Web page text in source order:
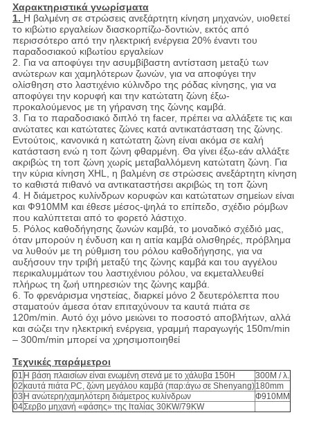
Χαρακτηριστικά γνωρίσματα
1. Η βαλμένη σε στρώσεις ανεξάρτητη κίνηση μηχανών, υιοθετεί
το κιβώτιο εργαλείων διασκορπίζω-δοντιών, εκτός από
περισσότερο από την ηλεκτρική ενέργεια 20% έναντι του
παραδοσιακού κιβωτίου εργαλείων
2. Για να αποφύγει την ασυμβίβαστη αντίσταση μεταξύ των
ανώτερων και χαμηλότερων ζωνών, για να αποφύγει την
ολίσθηση στο λαστιχένιο κύλινδρο της ρόδας κίνησης, για να
αποφύγει την κορυφή και την κατώτατη ζώνη έξω-
προκαλούμενος με τη γήρανση της ζώνης καμβά.
3. Για το παραδοσιακό διπλό τη facer, πρέπει να αλλάξετε τις και
ανώτατες και κατώτατες ζώνες κατά αντικατάσταση της ζώνης.
Εντούτοις, κανονικά η κατώτατη ζώνη είναι ακόμα σε καλή
κατάσταση ενώ η τοπ ζώνη φθαρμένη. Θα γίνει έξω-εάν αλλάξτε
ακριβώς τη τοπ ζώνη χωρίς μεταβαλλόμενη κατώτατη ζώνη. Για
την κύρια κίνηση XHL, η βαλμένη σε στρώσεις ανεξάρτητη κίνηση
το καθιστά πιθανό να αντικαταστήσει ακριβώς τη τοπ ζώνη
4. Η διάμετρος κυλίνδρων κορυφών και κατώτατων σημείων είναι
και Ф910MM και έθεσε μέσος-ψηλά το επίπεδο, σχέδιο ρόμβων
που καλύπτεται από το φορετό λάστιχο.
5. Ρόλος καθοδήγησης ζωνών καμβά, το μοναδικό σχέδιό μας,
όταν μπορούν η ένδυση και η αιτία καμβά ολισθηρές, πρόβλημα
να λυθούν με τη ρύθμιση του ρόλου καθοδήγησης, για να
αυξήσουν την τριβή μεταξύ της ζώνης καμβά και του αγγέλου
περικαλυμμάτων του λαστιχένιου ρόλου, να εκμεταλλευθεί
πλήρως τη ζωή υπηρεσιών της ζώνης καμβά.
6. Το φρενάρισμα νηστείας, διαρκεί μόνο 2 δευτερόλεπτα που
σταματούν άμεσα όταν επιταχύνουν τα καυτά πιάτα σε
120m/min. Αυτό όχι μόνο μειώνει το ποσοστό αποβλήτων, αλλά
και σώζει την ηλεκτρική ενέργεια, γραμμή παραγωγής 150m/min
– 300m/min μπορεί να χρησιμοποιηθεί
Τεχνικές παράμετροι
01 Η βάση πλαισίων είναι ενωμένη στενά με το χάλυβα 150H
300M / λ.
02καυτά πιάτα PC, ζώνη μεγάλου καμβά (παρ:άγω σε Shenyang)180mm
03 Η ανώτερη/χαμηλότερη διάμετρος κυλίνδρων
Ф910MM
04Σερβο μηχανή «φάσης» της Ιταλίας 30KW/79KW